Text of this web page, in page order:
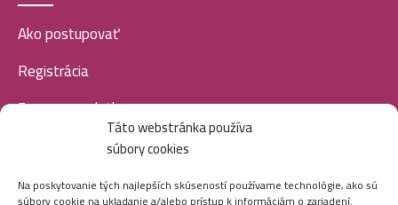
Táto webstránka používa
súbory cookies
Na poskytovanie tých najlepších skúseností používame technológie, ako sú
Ako postupovať
Registrácia
Doprava a platba
SOCIÁLNE SIETE